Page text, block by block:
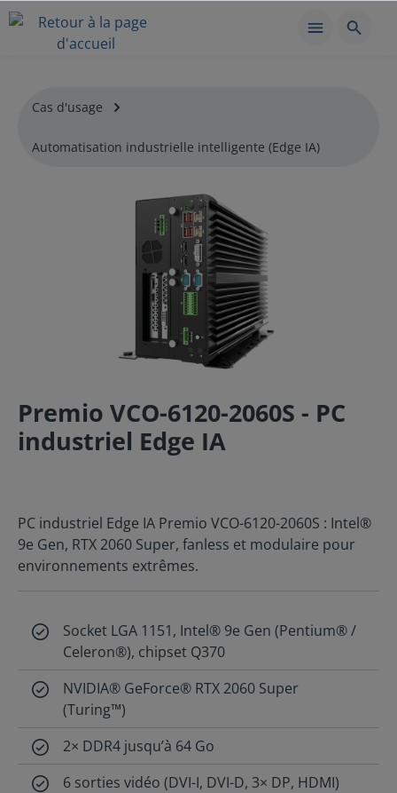
Cas d'usage
Automatisation industrielle intelligente (Edge IA)
Premio VCO-6120-2060S - PC
industriel Edge IA
PC industriel Edge IA Premio VCO-6120-2060S : Intel®
9e Gen, RTX 2060 Super, fanless et modulaire pour
environnements extrêmes.
Socket LGA 1151, Intel® 9e Gen (Pentium® /
Celeron®), chipset Q370
NVIDIA® GeForce® RTX 2060 Super
(Turing™)
2× DDR4 jusqu’à 64 Go
6 sorties vidéo (DVI-I, DVI-D, 3× DP, HDMI)